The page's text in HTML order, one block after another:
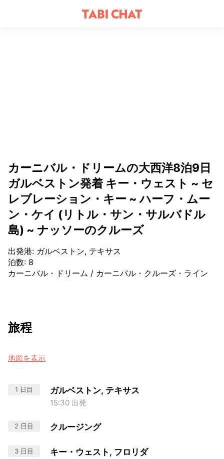
カーニバル・ドリームの大西洋8泊9日
ガルベストン発着 キー・ウェスト ~ セ
レブレーション・キー ~ ハーフ・ムー
ン・ケイ (リトル・サン・サルバドル
島) ~ ナッソーのクルーズ
出発港: ガルベストン, テキサス
泊数: 8
カーニバル・ドリーム / カーニバル・クルーズ・ライン
旅程
地図を表示
1 日目 ガルベストン, テキサス
15:30 出発
2 日目 クルージング
3 日目 キー・ウェスト, フロリダ